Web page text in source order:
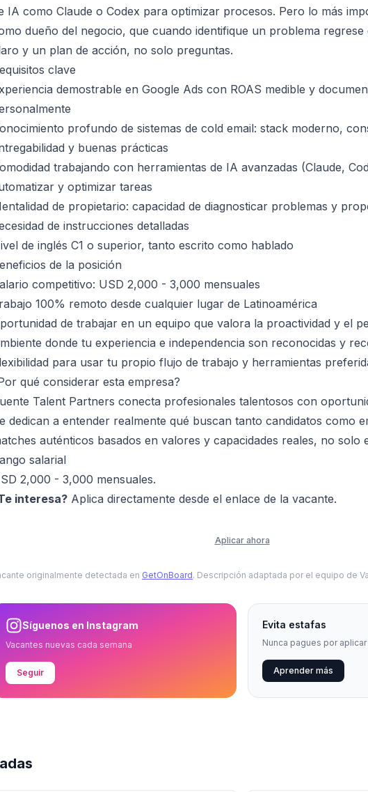
IA como Claude o Codex para optimizar procesos. Pero lo más
dueño del negocio, que cuando identifique un problema
y un plan de acción, no solo preguntas.
clave
demostrable en Google Ads con ROAS medible y
profundo de sistemas de cold email: stack moderno,
y buenas prácticas
trabajando con herramientas de IA avanzadas (Claude,
y optimizar tareas
de propietario: capacidad de diagnosticar problemas y
de instrucciones detalladas
de inglés C1 o superior, tanto escrito como hablado
de la posición
competitivo: USD 2,000 - 3,000 mensuales
100% remoto desde cualquier lugar de Latinoamérica
de trabajar en un equipo que valora la proactividad y el
donde tu experiencia e independencia son reconocidas y
para usar tu propio flujo de trabajo y herramientas
qué considerar esta empresa?
Talent Partners conecta profesionales talentosos con
dedican a entender realmente qué buscan tanto candidatos como
auténticos basados en valores y capacidades reales, no solo
salarial
2,000 - 3,000 mensuales.
interesa? Aplica directamente desde el enlace de la vacante.
Aplicar ahora
originalmente detectada en GetOnBoard. Descripción adaptada por el equipo de
Síguenos en Instagram
Vacantes nuevas cada semana
Seguir
Evita estafas
Nunca pagues por
Aprender más